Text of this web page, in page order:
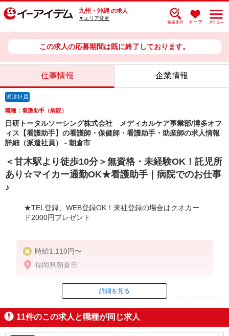
九州・沖縄 の求人
▼エリア変更
この求人の応募期間は既に終了しております。
仕事情報 企業情報
派遣社員
職種：看護助手（病院）
日研トータルソーシング株式会社 メディカルケア事業部/博多オフ
ィス【看護助手】の看護師・保健師・看護助手・助産師の求人情報
詳細（派遣社員） - 朝倉市
＜甘木駅より徒歩10分＞無資格・未経験OK！託児所
あり☆マイカー通勤OK★看護助手｜病院でのお仕事
♪
★TEL登録、WEB登録OK！来社登録の場合はクオカー
ド2000円プレゼント
時給1,110円〜
福岡県朝倉市
ID：AE0625535910
掲載期間終了
詳細を見る
11件のこの求人と職種が同じ求人